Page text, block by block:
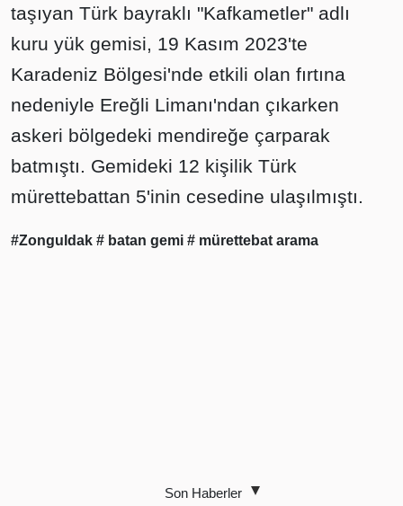
taşıyan Türk bayraklı "Kafkametler" adlı
kuru yük gemisi, 19 Kasım 2023'te
Karadeniz Bölgesi'nde etkili olan fırtına
nedeniyle Ereğli Limanı'ndan çıkarken
askeri bölgedeki mendireğe çarparak
batmıştı. Gemideki 12 kişilik Türk
mürettebattan 5'inin cesedine ulaşılmıştı.
#Zonguldak # batan gemi # mürettebat arama
Son Haberler